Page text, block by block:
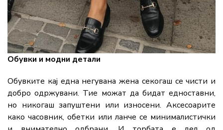
Обувки и модни детали
Обувките кај една негувана жена секогаш се чисти и
добро одржувани. Тие можат да бидат едноставни,
но никогаш запуштени или износени. Аксесоарите
како часовник, обетки или ланче се минималистички